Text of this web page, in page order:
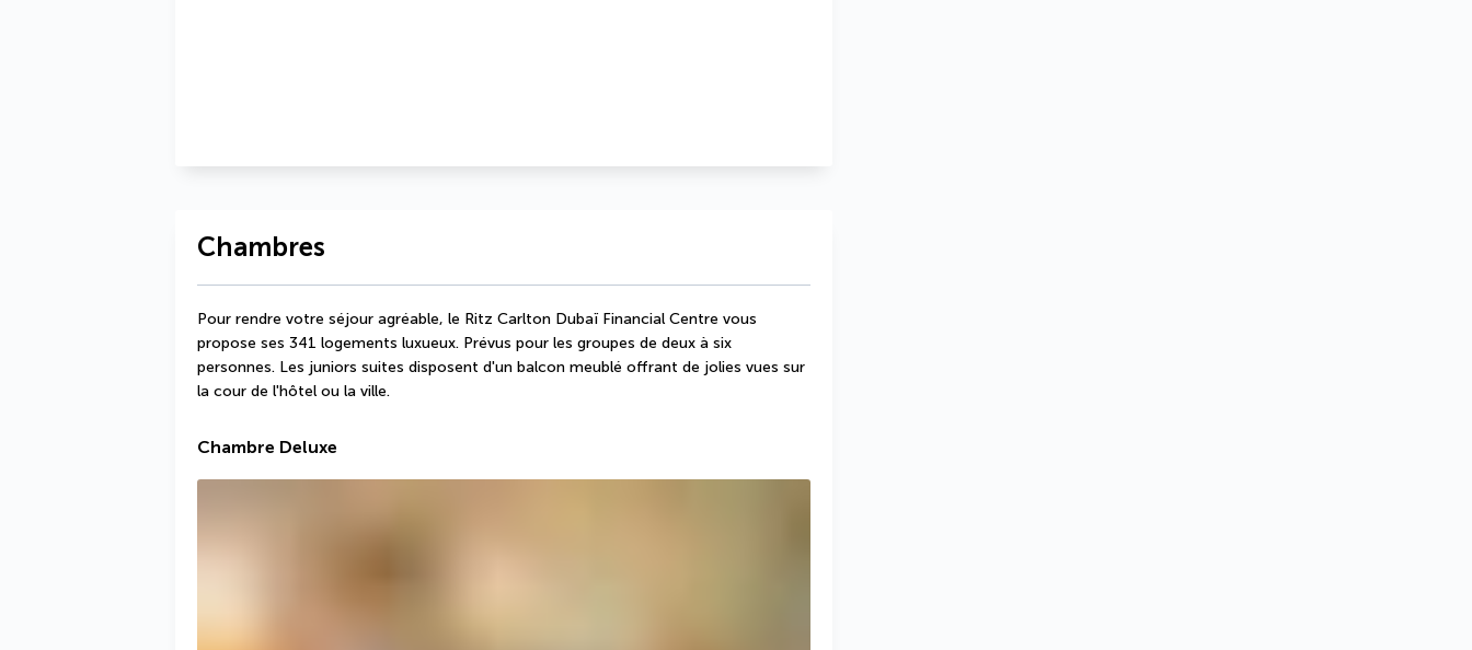
Chambres
Pour rendre votre séjour agréable, le Ritz Carlton Dubaï Financial Centre vous
propose ses 341 logements luxueux. Prévus pour les groupes de deux à six
personnes. Les juniors suites disposent d'un balcon meublé offrant de jolies vues sur
la cour de l'hôtel ou la ville.
Chambre Deluxe